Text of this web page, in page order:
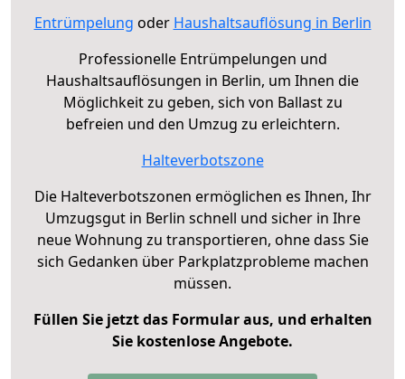
Entrümpelung oder Haushaltsauflösung in Berlin
Professionelle Entrümpelungen und
Haushaltsauflösungen in Berlin, um Ihnen die
Möglichkeit zu geben, sich von Ballast zu
befreien und den Umzug zu erleichtern.
Halteverbotszone
Die Halteverbotszonen ermöglichen es Ihnen, Ihr
Umzugsgut in Berlin schnell und sicher in Ihre
neue Wohnung zu transportieren, ohne dass Sie
sich Gedanken über Parkplatzprobleme machen
müssen.
Füllen Sie jetzt das Formular aus, und erhalten
Sie kostenlose Angebote.